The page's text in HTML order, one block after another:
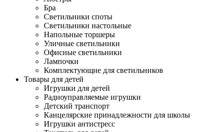
Бра
Светильники споты
Светильники настольные
Напольные торшеры
Уличные светильники
Офисные светильники
Лампочки
Комплектующие для светильников
Товары для детей
Игрушки для детей
Радиоуправляемые игрушки
Детский транспорт
Канцелярские принадлежности для школы
Игрушки антистресс